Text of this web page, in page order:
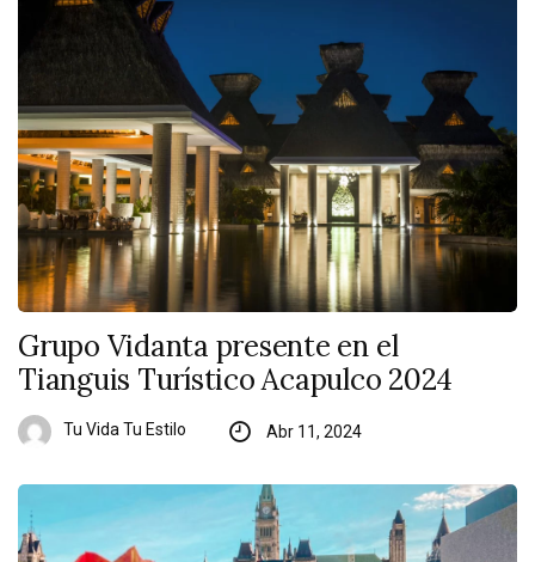
Grupo Vidanta presente en el
Tianguis Turístico Acapulco 2024
Tu Vida Tu Estilo Abr 11, 2024